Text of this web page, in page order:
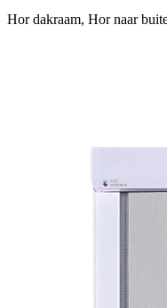
Hor dakraam, Hor naar